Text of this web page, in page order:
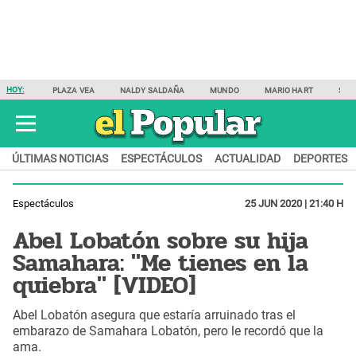
HOY: PLAZA VEA NALDY SALDAÑA MUNDO MARIO HART
ÚLTIMAS NOTICIAS ESPECTÁCULOS ACTUALIDAD DEPORTES
Espectáculos 25 JUN 2020 | 21:40 H
Abel Lobatón sobre su hija
Samahara: "Me tienes en la
quiebra" [VIDEO]
Abel Lobatón asegura que estaría arruinado tras el
embarazo de Samahara Lobatón, pero le recordó que la
ama.